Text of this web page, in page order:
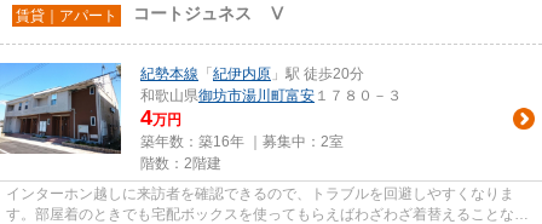
賃貸｜アパート コートジュネス Ⅴ
紀勢本線 「 紀伊内原 」駅 徒歩20分
和歌山県御坊市湯川町富安 １７８０－３
4万円
築年数：築16年 ｜募集中： 2室
階数：2階建
インターホン越しに来訪者を確認できるので、トラブルを回避しやすくなりま
す。部屋着のときでも宅配ボックスを使ってもらえばわざわざ着替えることなく